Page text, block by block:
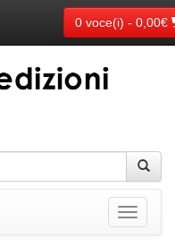
0 voce(i) - 0,00€
Toggle